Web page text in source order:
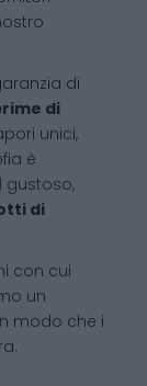
di
di
unici,
è
gustoso,
di
con cui
un
modo che i